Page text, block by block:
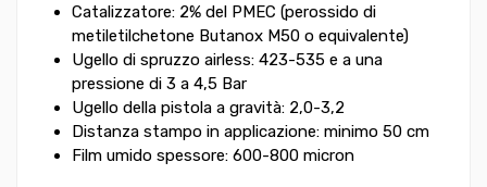
Catalizzatore: 2% del PMEC (perossido di
metiletilchetone Butanox M50 o equivalente)
Ugello di spruzzo airless: 423-535 e a una
pressione di 3 a 4,5 Bar
Ugello della pistola a gravità: 2,0-3,2
Distanza stampo in applicazione: minimo 50 cm
Film umido spessore: 600-800 micron